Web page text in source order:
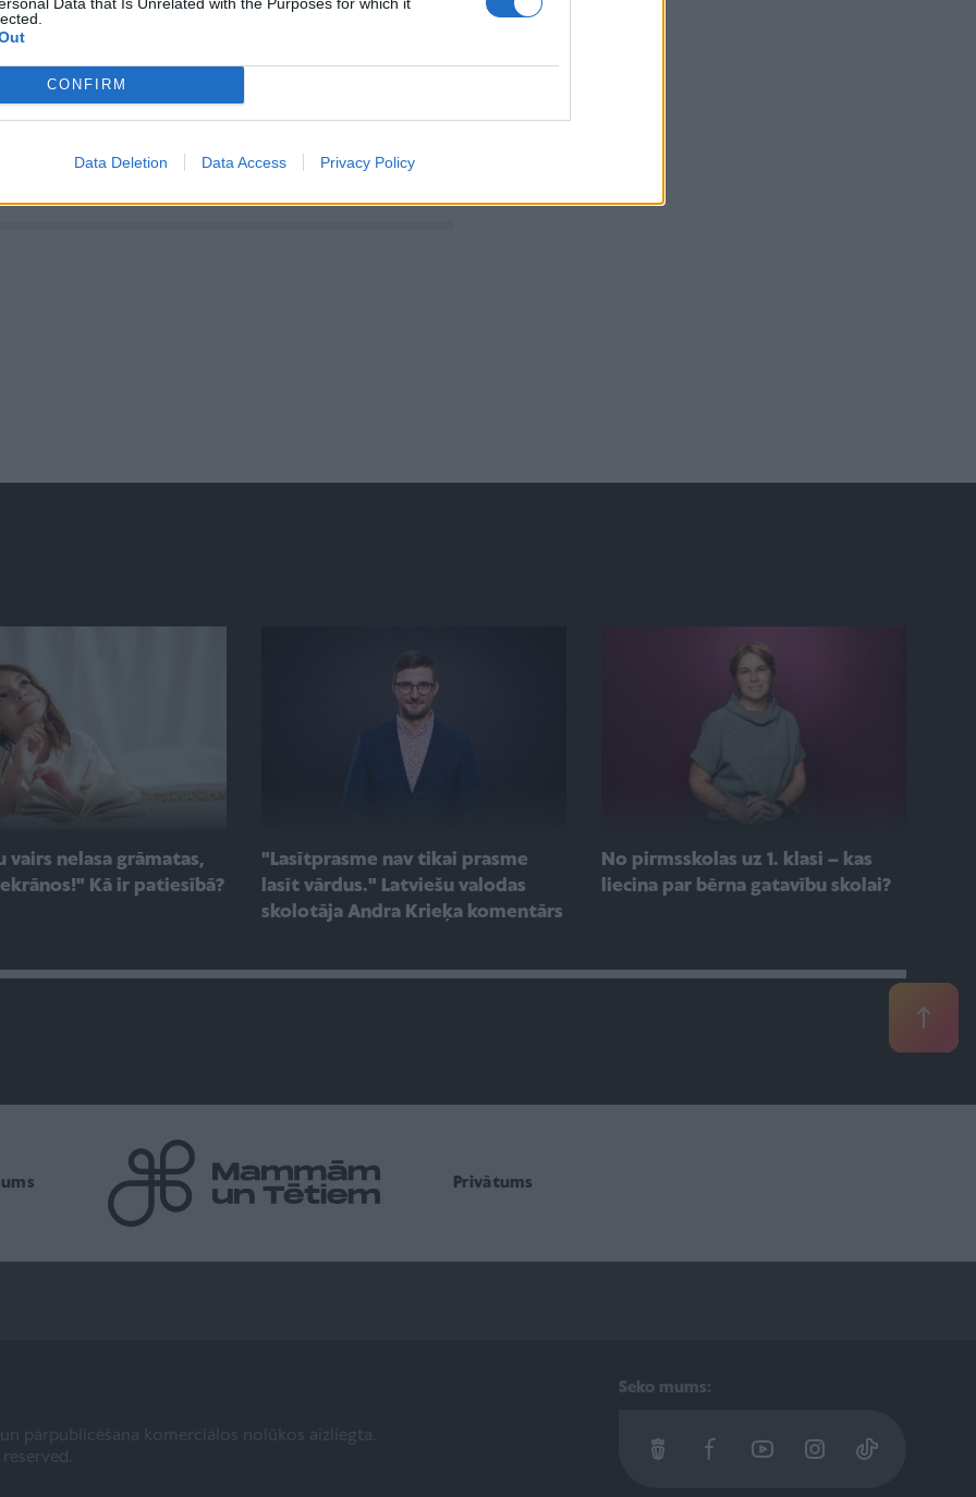
CONFIRM
Data Deletion Data Access Privacy Policy
vairs nelasa grāmatas,
Kā ir patiesībā?
"Lasītprasme nav tikai prasme
lasīt vārdus." Latviešu valodas
skolotāja Andra Krieķa komentārs
No pirmsskolas uz 1. klasi – kas
liecina par bērna gatavību skolai?
Privātums
Seko mums:
pārpublicēšana komerciālos nolūkos aizliegta.